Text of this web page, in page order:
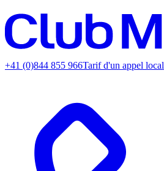
+41 (0)844 855 966Tarif d'un appel local